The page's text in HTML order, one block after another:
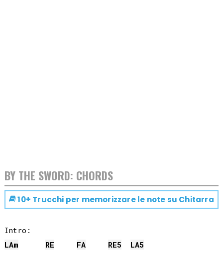
BY THE SWORD: CHORDS
10+ Trucchi per memorizzare le note su Chitarra
LAm RE FA RE5 LA5